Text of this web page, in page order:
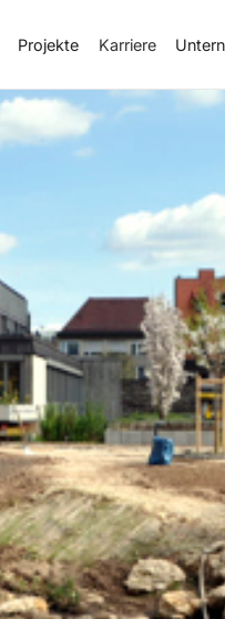
Projekte Karriere